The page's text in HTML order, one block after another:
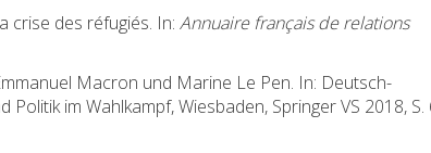
crise des réfugiés. In: Annuaire français de relations
Macron und Marine Le Pen. In: Deutsch-
im Wahlkampf, Wiesbaden, Springer VS 2018, S.